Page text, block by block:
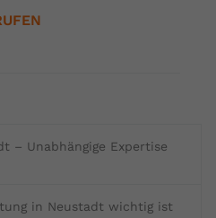
– Unabhängige Expertise
in Neustadt wichtig ist